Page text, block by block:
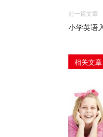
前一篇文章
小学英语
相关文章